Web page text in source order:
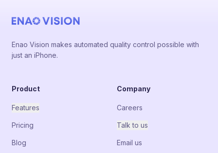
Enao Vision makes automated quality control possible with
just an iPhone.
Product
Features
Pricing
Blog
Company
Careers
Talk to us
Email us